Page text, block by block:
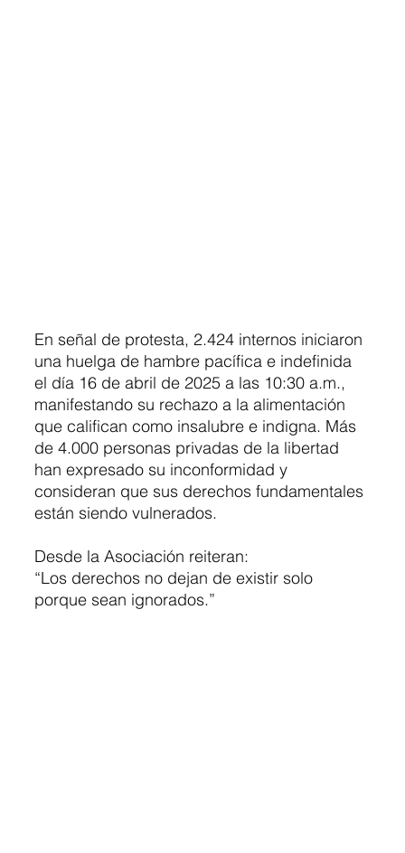
En señal de protesta, 2.424 internos iniciaron
una huelga de hambre pacífica e indefinida
el día 16 de abril de 2025 a las 10:30 a.m.,
manifestando su rechazo a la alimentación
que califican como insalubre e indigna. Más
de 4.000 personas privadas de la libertad
han expresado su inconformidad y
consideran que sus derechos fundamentales
están siendo vulnerados.
Desde la Asociación reiteran:
“Los derechos no dejan de existir solo
porque sean ignorados.”